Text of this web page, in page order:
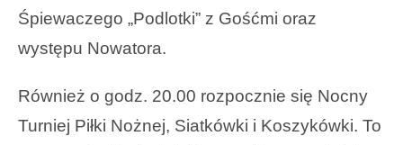
Śpiewaczego „Podlotki” z Gośćmi oraz
występu Nowatora.
Również o godz. 20.00 rozpocznie się Nocny
Turniej Piłki Nożnej, Siatkówki i Koszykówki. To